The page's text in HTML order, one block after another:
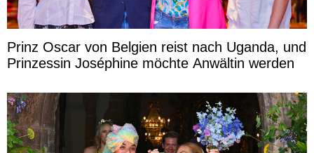
Prinz Oscar von Belgien reist nach Uganda, und
Prinzessin Joséphine möchte Anwältin werden